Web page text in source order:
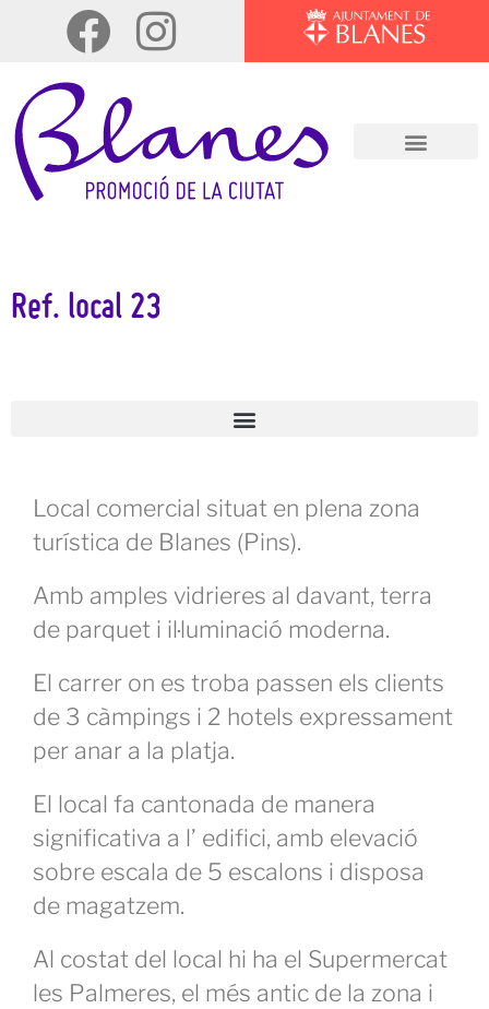
Ref. local 23
Local comercial situat en plena zona
turística de Blanes (Pins).
Amb amples vidrieres al davant, terra
de parquet i il·luminació moderna.
El carrer on es troba passen els clients
de 3 càmpings i 2 hotels expressament
per anar a la platja.
El local fa cantonada de manera
significativa a l’ edifici, amb elevació
sobre escala de 5 escalons i disposa
de magatzem.
Al costat del local hi ha el Supermercat
les Palmeres, el més antic de la zona i